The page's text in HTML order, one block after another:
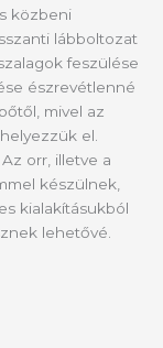
közbeni
lábboltozat
feszülése
észrevétlenné
mivel az
el.
orr, illetve a
készülnek,
kialakításukból
lehetővé.